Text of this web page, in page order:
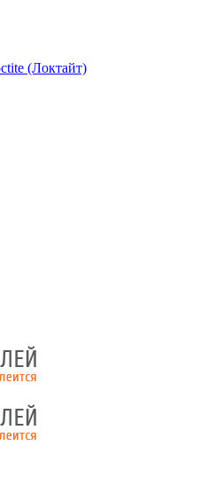
(Локтайт)